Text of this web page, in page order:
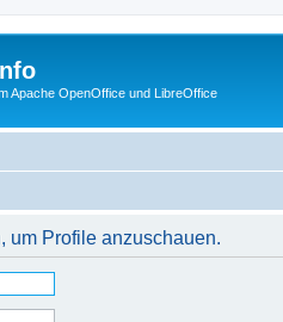
Apache OpenOffice und LibreOffice
um Profile anzuschauen.